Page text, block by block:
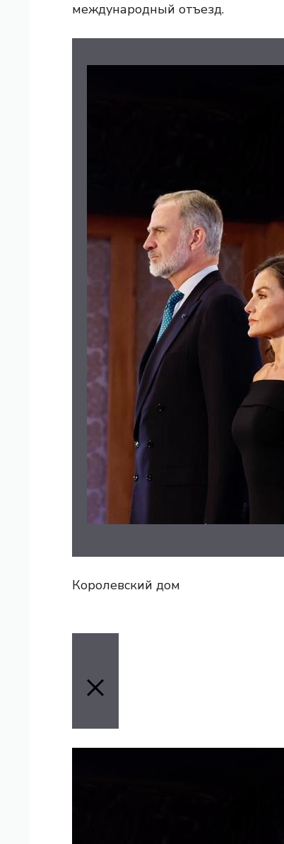
международный отъезд.
Королевский дом